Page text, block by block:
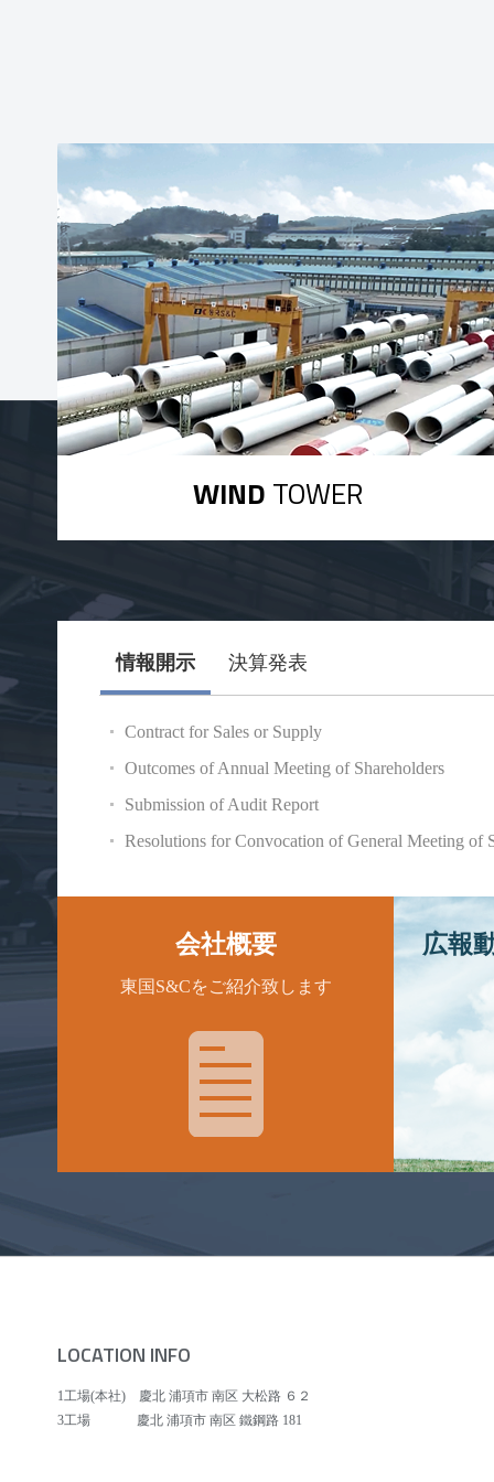
WIND TOWER
情報開示 決算発表
Contract for Sales or Supply
Outcomes of Annual Meeting of Shareholders
Submission of Audit Report
Resolutions for Convocation of General Meeting of
会社概要
東国S&Cをご紹介致します
広報
LOCATION INFO
1工場(本社) 慶北 浦項市 南区 大松路 ６２
3工場
慶北 浦項市 南区 鐵鋼路 181